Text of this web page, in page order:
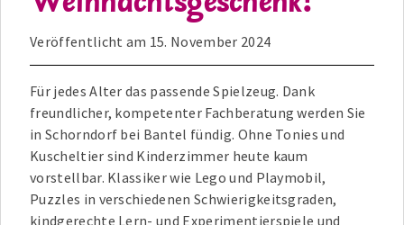
Veröffentlicht am 15. November 2024
Für jedes Alter das passende Spielzeug. Dank
freundlicher, kompetenter Fachberatung werden Sie
in Schorndorf bei Bantel fündig. Ohne Tonies und
Kuscheltier sind Kinderzimmer heute kaum
vorstellbar. Klassiker wie Lego und Playmobil,
Puzzles in verschiedenen Schwierigkeitsgraden,
kindgerechte Lern- und Experimentierspiele und